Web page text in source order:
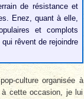
de résistance et
Enez, quant à elle,
et complots
rêvent de rejoindre
culture organisée à
cette occasion, je lui